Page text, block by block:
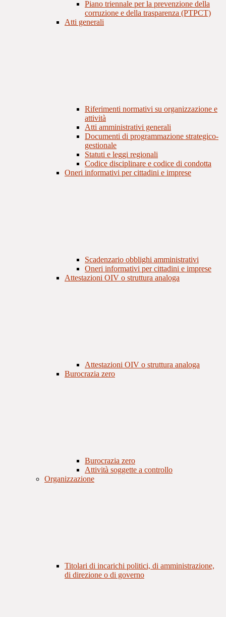
Piano triennale per la prevenzione della
corruzione e della trasparenza (PTPCT)
Atti generali
Riferimenti normativi su organizzazione e
attività
Atti amministrativi generali
Documenti di programmazione strategico-
gestionale
Statuti e leggi regionali
Codice disciplinare e codice di condotta
Oneri informativi per cittadini e imprese
Scadenzario obblighi amministrativi
Oneri informativi per cittadini e imprese
Attestazioni OIV o struttura analoga
Attestazioni OIV o struttura analoga
Burocrazia zero
Burocrazia zero
Attività soggette a controllo
Organizzazione
Titolari di incarichi politici, di amministrazione,
di direzione o di governo